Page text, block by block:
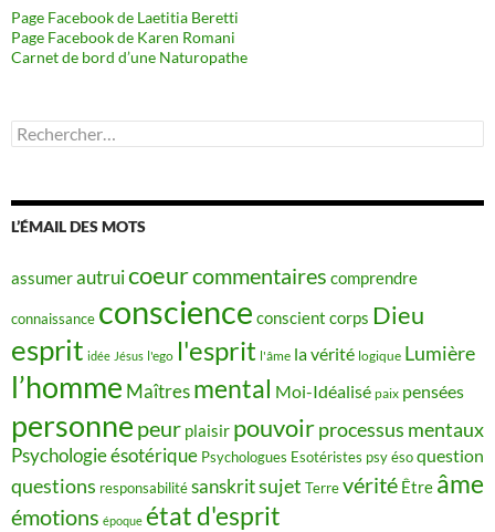
Page Facebook de Laetitia Beretti
Page Facebook de Karen Romani
Carnet de bord d’une Naturopathe
Rechercher :
L’ÉMAIL DES MOTS
assumerautruicoeurcommentaires comprendre
connaissance conscience conscient corps Dieu
esprit idée Jésus l'ego l'esprit l'âme la vérité logique Lumière
l’homme Maîtres mental Moi-Idéalisé paix pensées
personne peur plaisir pouvoirprocessus mentaux
Psychologie ésotérique Psychologues Esotéristes psy ésoquestion
questions responsabilitésanskritsujet Terrevérité Être âme
émotions époque état d'esprit